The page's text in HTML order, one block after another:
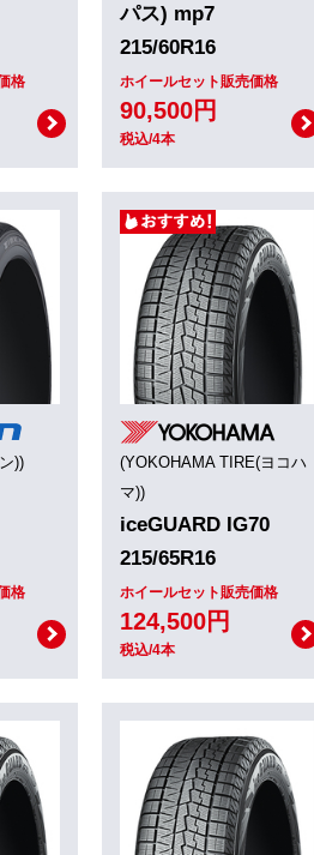
格
パス) mp7
215/60R16
ホイールセット販売価格
90,500円
税込/4本
))
格
(YOKOHAMA TIRE(ヨコハ
マ))
iceGUARD IG70
215/65R16
ホイールセット販売価格
124,500円
税込/4本